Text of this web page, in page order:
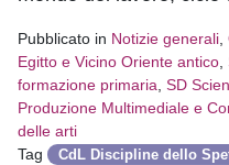
Pubblicato in Notizie generali,
Egitto e Vicino Oriente antico,
formazione primaria, SD
Produzione Multimediale e
delle arti
Tag
CdL Discipline dello